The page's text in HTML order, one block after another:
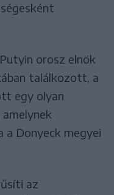
orosz elnök
találkozott, a
egy olyan
a Donyeck megyei
az